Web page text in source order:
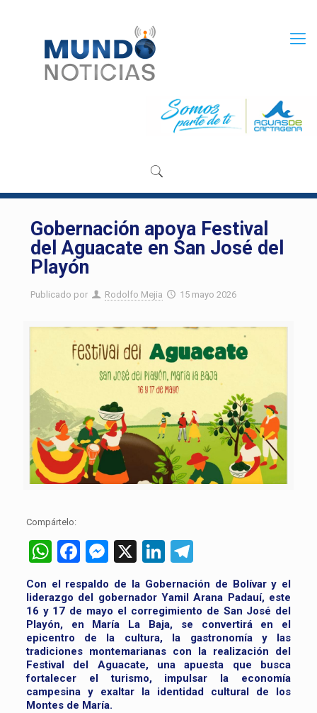
Gobernación apoya Festival
del Aguacate en San José del
Playón
Publicado por Rodolfo Mejia 15 mayo 2026
Compártelo:
WhatsApp
Facebook
Messenger
X LinkedIn
Telegram
Con el respaldo de la Gobernación de Bolívar y el
liderazgo del gobernador Yamil Arana Padauí, este
16 y 17 de mayo el corregimiento de San José del
Playón, en María La Baja, se convertirá en el
epicentro de la cultura, la gastronomía y las
tradiciones montemarianas con la realización del
Festival del Aguacate, una apuesta que busca
fortalecer el turismo, impulsar la economía
campesina y exaltar la identidad cultural de los
Montes de María.